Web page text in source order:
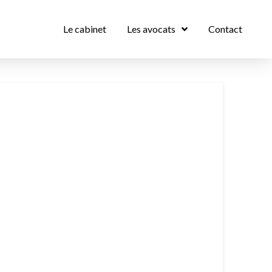
Le cabinet Les avocats Contact